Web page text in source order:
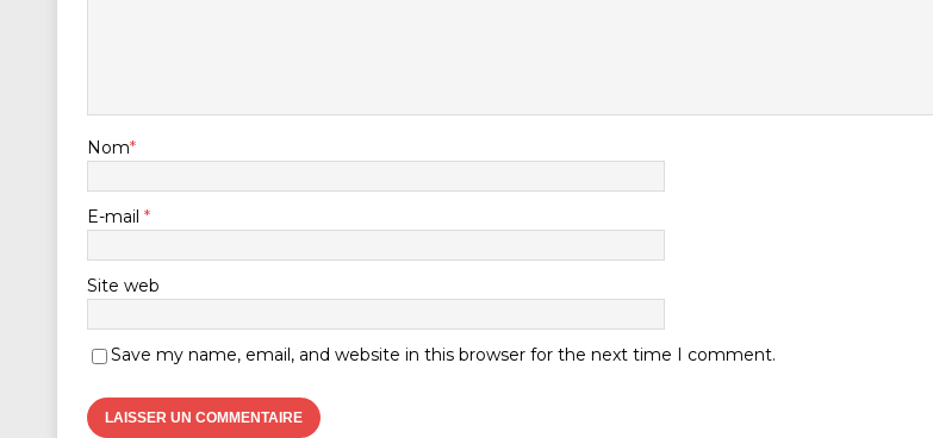
Nom*
E-mail *
Site web
Save my name, email, and website in this browser for the next time I comment.